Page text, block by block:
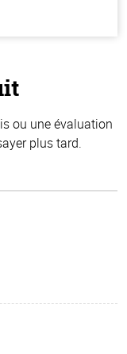
ou une évaluation
plus tard.